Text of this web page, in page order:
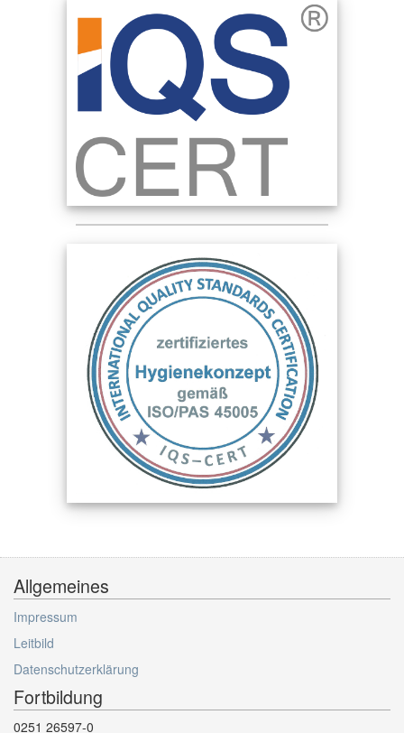
Allgemeines
Impressum
Leitbild
Datenschutzerklärung
Fortbildung
0251 26597-0